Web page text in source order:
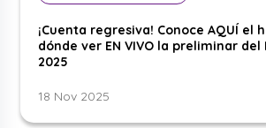
¡Cuenta regresiva! Conoce AQUÍ el
dónde ver EN VIVO la preliminar del
2025
18 Nov 2025